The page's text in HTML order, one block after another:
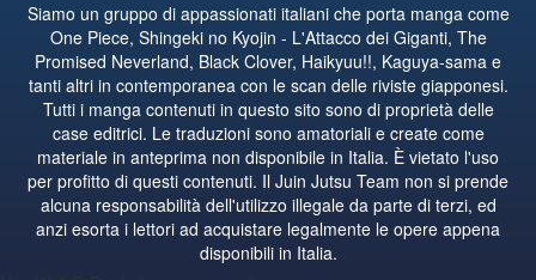
Siamo un gruppo di appassionati italiani che porta manga come
One Piece, Shingeki no Kyojin - L'Attacco dei Giganti, The
Promised Neverland, Black Clover, Haikyuu!!, Kaguya-sama e
tanti altri in contemporanea con le scan delle riviste giapponesi.
Tutti i manga contenuti in questo sito sono di proprietà delle
case editrici. Le traduzioni sono amatoriali e create come
materiale in anteprima non disponibile in Italia. È vietato l'uso
per profitto di questi contenuti. Il Juin Jutsu Team non si prende
alcuna responsabilità dell'utilizzo illegale da parte di terzi, ed
anzi esorta i lettori ad acquistare legalmente le opere appena
disponibili in Italia.